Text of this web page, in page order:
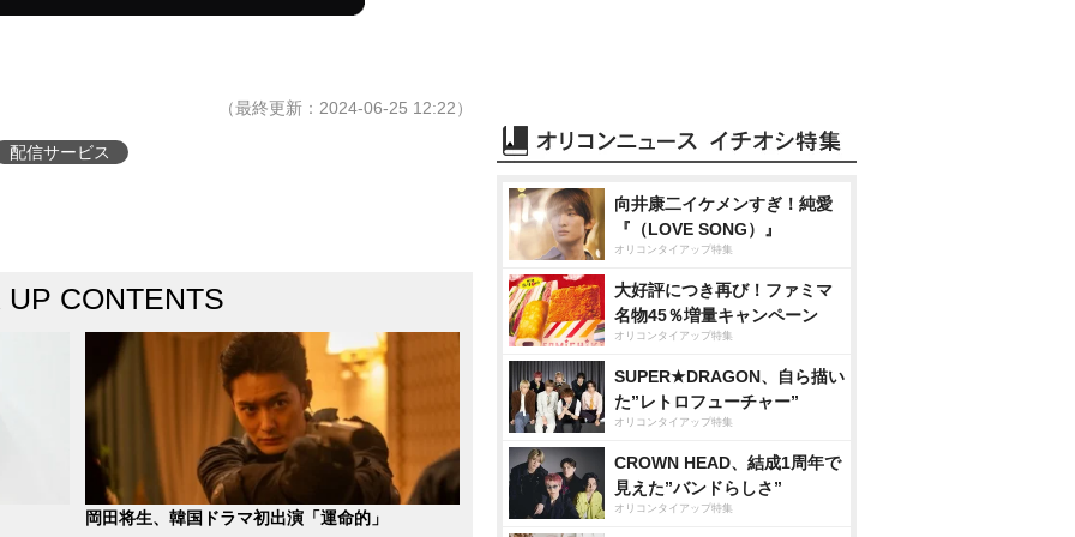
（最終更新：2024-06-25 12:22）
配信サービス
UP CONTENTS
岡田将生、韓国ドラマ初出演「運命的」
向井康二イケメンすぎ！純愛
『（LOVE SONG）』
オリコンタイアップ特集
大好評につき再び！ファミマ
名物45％増量キャンペーン
オリコンタイアップ特集
SUPER★DRAGON、自ら描い
た”レトロフューチャー”
オリコンタイアップ特集
CROWN HEAD、結成1周年で
見えた”バンドらしさ”
オリコンタイアップ特集